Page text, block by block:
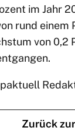
im Jahr
rund
von 0,2
Zurück